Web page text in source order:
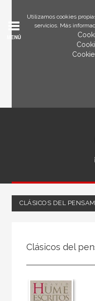
Utilizamos cookies
servicios. Más
MENÚ
CLÁSICOS DEL
Ciencias humanas y
Religión
Clásicos del